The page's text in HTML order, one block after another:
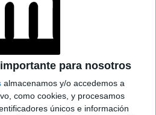
para nosotros
almacenamos y/o accedemos a
como cookies, y procesamos
únicos e información